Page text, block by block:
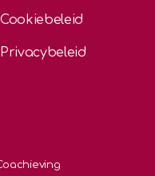
Cookiebeleid
Privacybeleid